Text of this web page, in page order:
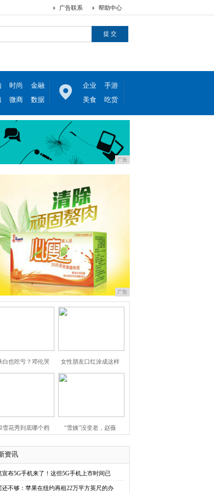
帮助中心
广告联系
时尚
金融
微商 数据
企业
手游
美食
吃货
广告
广告
白也吃亏？邓伦哭 女性朋友口红涂成这样
雪花秀到底哪个档 “雪姨”没变老，赵薇
资讯
宣布5G手机来了！这些5G手机上市时间已
还不够：苹果在纽约再租22万平方英尺的办